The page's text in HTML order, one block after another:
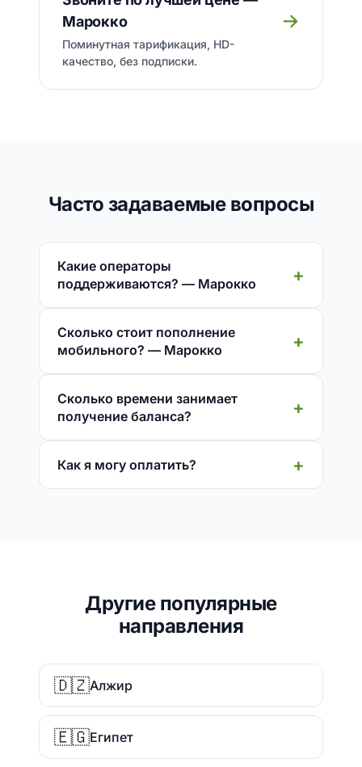
Марокко
Поминутная тарификация, HD-
качество, без подписки.
→
Часто задаваемые вопросы
Какие операторы
поддерживаются? — Марокко
Сколько стоит пополнение
мобильного? — Марокко
Сколько времени занимает
получение баланса?
Как я могу оплатить?
Другие популярные
направления
🇩🇿Алжир
🇪🇬Египет